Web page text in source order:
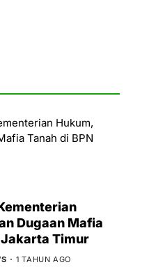
Dugaan Mafia
Jakarta Timur
1 TAHUN AGO